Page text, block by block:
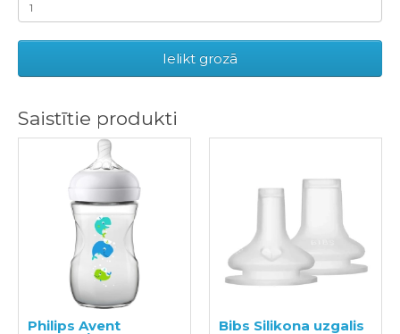
Ielikt grozā
Saistītie produkti
Philips Avent
Bibs Silikona uzgalis